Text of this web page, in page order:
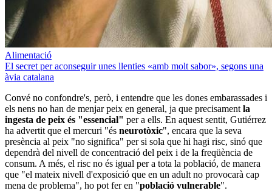
Alimentació
El secret per aconseguir unes llenties «amb molt sabor», segons una
àvia catalana
Convé no confondre's, però, i entendre que les dones embarassades i
els nens no han de menjar peix en general, ja que precisament la
ingesta de peix és "essencial" per a ells. En aquest sentit, Gutiérrez
ha advertit que el mercuri "és neurotòxic", encara que la seva
presència al peix "no significa" per si sola que hi hagi risc, sinó que
dependrà del nivell de concentració del peix i de la freqüència de
consum. A més, el risc no és igual per a tota la població, de manera
que "el mateix nivell d'exposició que en un adult no provocarà cap
mena de problema", ho pot fer en "població vulnerable".